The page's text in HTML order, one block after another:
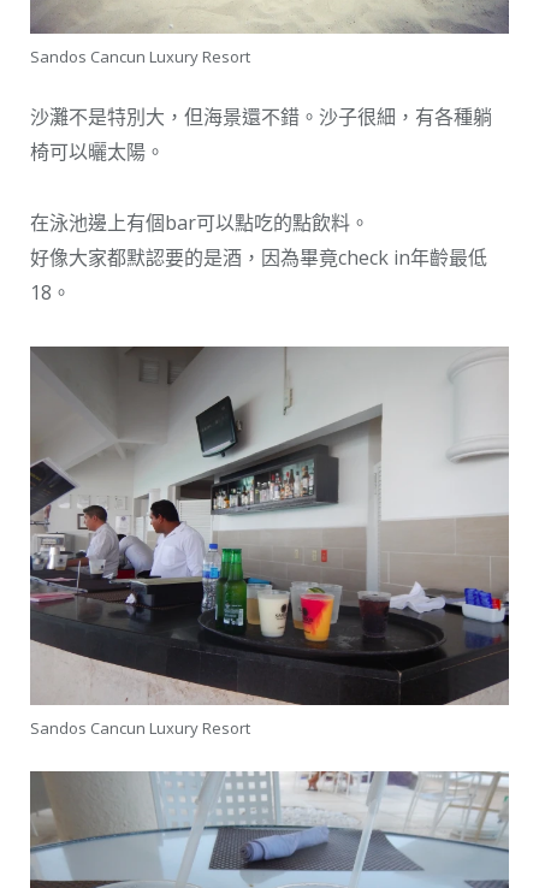
Sandos Cancun Luxury Resort
沙灘不是特別大，但海景還不錯。沙子很細，有各種躺
椅可以曬太陽。
在泳池邊上有個bar可以點吃的點飲料。
好像大家都默認要的是酒，因為畢竟check in年齡最低
18。
Sandos Cancun Luxury Resort